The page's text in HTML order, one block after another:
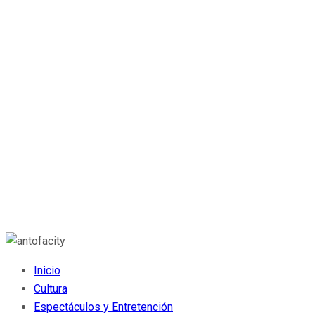
Inicio
Cultura
Espectáculos y Entretención